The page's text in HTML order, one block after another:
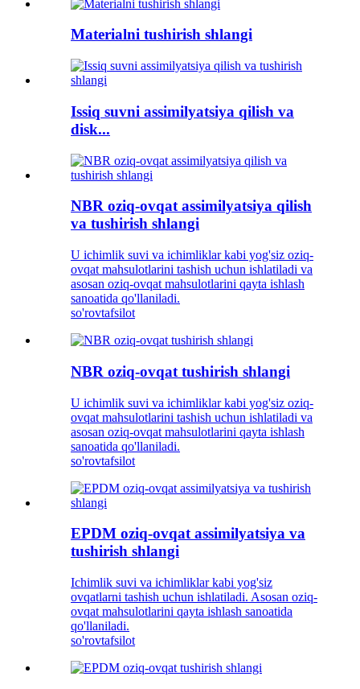
Materialni tushirish shlangi
Issiq suvni assimilyatsiya qilish va
disk...
NBR oziq-ovqat assimilyatsiya qilish
va tushirish shlangi
U ichimlik suvi va ichimliklar kabi yog'siz oziq-
ovqat mahsulotlarini tashish uchun ishlatiladi va
asosan oziq-ovqat mahsulotlarini qayta ishlash
sanoatida qo'llaniladi.
so'rovtafsilot
NBR oziq-ovqat tushirish shlangi
U ichimlik suvi va ichimliklar kabi yog'siz oziq-
ovqat mahsulotlarini tashish uchun ishlatiladi va
asosan oziq-ovqat mahsulotlarini qayta ishlash
sanoatida qo'llaniladi.
so'rovtafsilot
EPDM oziq-ovqat assimilyatsiya va
tushirish shlangi
Ichimlik suvi va ichimliklar kabi yog'siz
ovqatlarni tashish uchun ishlatiladi. Asosan oziq-
ovqat mahsulotlarini qayta ishlash sanoatida
qo'llaniladi.
so'rovtafsilot